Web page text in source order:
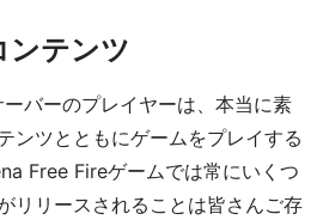
ンテンツ
バーのプレイヤーは、本当に素
ンツとともにゲームをプレイする
Free Fireゲームでは常にいくつ
リリースされることは皆さんご存